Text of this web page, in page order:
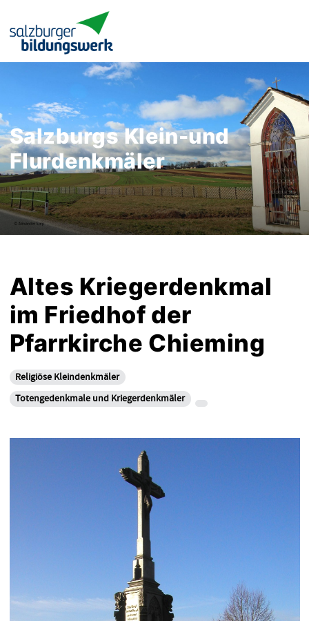
Salzburgs Klein-und
Flurdenkmäler
Altes Kriegerdenkmal
im Friedhof der
Pfarrkirche Chieming
Religiöse Kleindenkmäler
Totengedenkmale und Kriegerdenkmäler